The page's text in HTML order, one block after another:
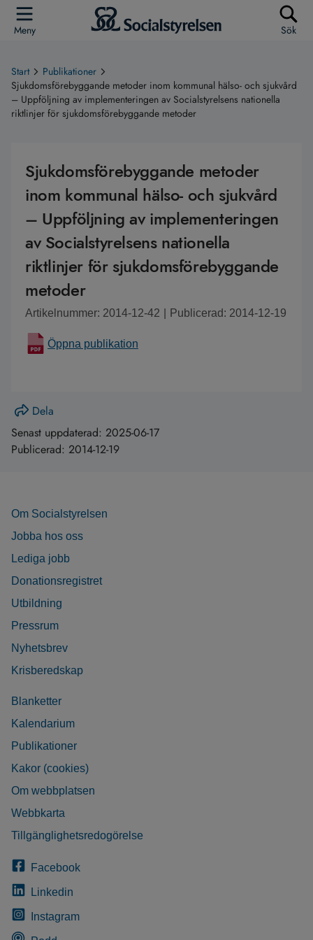
Meny Sök
Start
Publikationer
Sjukdomsförebyggande metoder inom kommunal hälso- och sjukvård
– Uppföljning av implementeringen av Socialstyrelsens nationella
riktlinjer för sjukdomsförebyggande metoder
Sjukdomsförebyggande metoder
inom kommunal hälso- och sjukvård
– Uppföljning av implementeringen
av Socialstyrelsens nationella
riktlinjer för sjukdomsförebyggande
metoder
Artikelnummer: 2014-12-42 Publicerad: 2014-12-19
Öppna publikation
Dela
Senast uppdaterad: 2025-06-17
Publicerad: 2014-12-19
Om Socialstyrelsen
Jobba hos oss
Lediga jobb
Donationsregistret
Utbildning
Pressrum
Nyhetsbrev
Krisberedskap
Blanketter
Kalendarium
Publikationer
Kakor (cookies)
Om webbplatsen
Webbkarta
Tillgänglighetsredogörelse
Facebook
Linkedin
Instagram